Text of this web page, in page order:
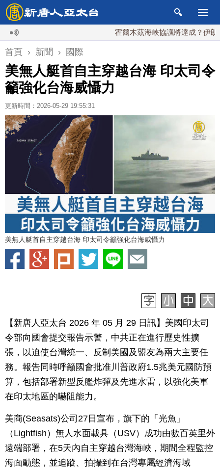
霍爾木茲海峽協議將達成？伊朗傳不收
首頁 › 新聞 › 國際
美無人艇首自主穿越台海 印太司令
籲強化台海威懾力
更新時間：2026-05-29 19:55:31
美無人艇首自主穿越台海 印太司令籲強化台海威懾力
【新唐人亞太台 2026 年 05 月 29 日訊】美國印太司
令部向國會提交報告示警，中共正在進行歷史性擴
張，以迫使台灣統一、反制美國及盟友為兩大主要任
務。報告同時呼籲國會批准川普政府1.5兆美元國防預
算，包括部署新型反艦炸彈及先進水雷，以強化美軍
在印太地區的嚇阻能力。
美商(Seasats)公司27日宣布，旗下的「光魚」
（Lightfish）無人水面載具（USV）成功由數百英里外
遠端部署，在5天內自主穿越台灣海峽，期間全程監控
海面動態，並追蹤、拍攝到在台灣專屬經濟海域